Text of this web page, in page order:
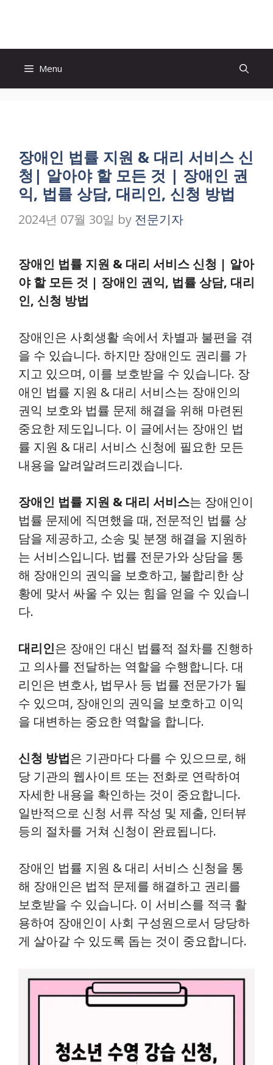
content
Menu
장애인 법률 지원 & 대리 서비스 신
청| 알아야 할 모든 것 | 장애인 권
익, 법률 상담, 대리인, 신청 방법
2024년 07월 30일 by 전문기자
장애인 법률 지원 & 대리 서비스 신청 | 알아
야 할 모든 것 | 장애인 권익, 법률 상담, 대리
인, 신청 방법
장애인은 사회생활 속에서 차별과 불편을 겪
을 수 있습니다. 하지만 장애인도 권리를 가
지고 있으며, 이를 보호받을 수 있습니다. 장
애인 법률 지원 & 대리 서비스는 장애인의
권익 보호와 법률 문제 해결을 위해 마련된
중요한 제도입니다. 이 글에서는 장애인 법
률 지원 & 대리 서비스 신청에 필요한 모든
내용을 알려알려드리겠습니다.
장애인 법률 지원 & 대리 서비스는 장애인이
법률 문제에 직면했을 때, 전문적인 법률 상
담을 제공하고, 소송 및 분쟁 해결을 지원하
는 서비스입니다. 법률 전문가와 상담을 통
해 장애인의 권익을 보호하고, 불합리한 상
황에 맞서 싸울 수 있는 힘을 얻을 수 있습니
다.
대리인은 장애인 대신 법률적 절차를 진행하
고 의사를 전달하는 역할을 수행합니다. 대
리인은 변호사, 법무사 등 법률 전문가가 될
수 있으며, 장애인의 권익을 보호하고 이익
을 대변하는 중요한 역할을 합니다.
신청 방법은 기관마다 다를 수 있으므로, 해
당 기관의 웹사이트 또는 전화로 연락하여
자세한 내용을 확인하는 것이 중요합니다.
일반적으로 신청 서류 작성 및 제출, 인터뷰
등의 절차를 거쳐 신청이 완료됩니다.
장애인 법률 지원 & 대리 서비스 신청을 통
해 장애인은 법적 문제를 해결하고 권리를
보호받을 수 있습니다. 이 서비스를 적극 활
용하여 장애인이 사회 구성원으로서 당당하
게 살아갈 수 있도록 돕는 것이 중요합니다.